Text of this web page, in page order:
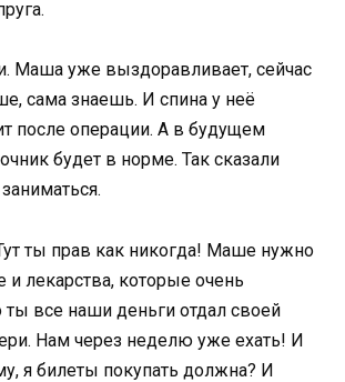
Маша уже выздоравливает, сейчас
сама знаешь. И спина у неё
после операции. А в будущем
будет в норме. Так сказали
ты прав как никогда! Маше нужно
и лекарства, которые очень
все наши деньги отдал своей
Нам через неделю уже ехать! И
я билеты покупать должна? И